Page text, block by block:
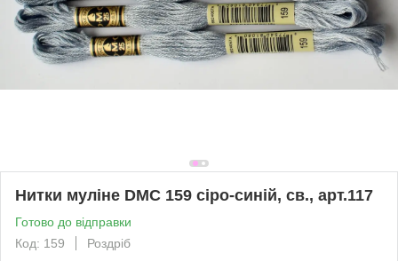
Нитки муліне DMC 159 сіро-синій, св., арт.117
Готово до відправки
Код: 159
Роздріб